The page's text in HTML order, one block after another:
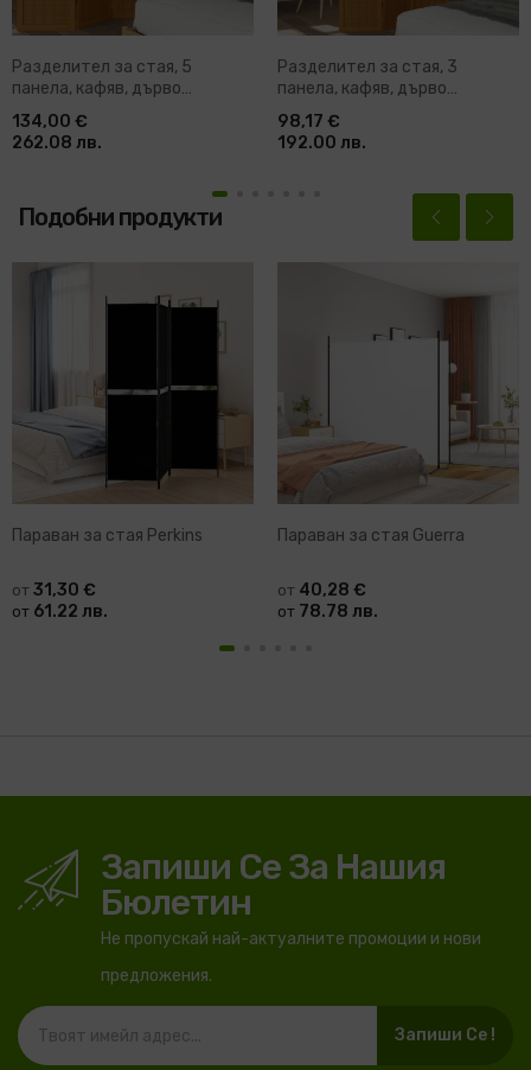
Разделител за стая, 5
панела, кафяв, дърво
пауловния масив
134,00 €
262.08 лв.
Разделител за стая, 3
панела, кафяв, дърво
пауловния масив
98,17 €
192.00 лв.
Подобни продукти
Параван за стая Perkins
от 31,30 €
от 61.22 лв.
Параван за стая Guerra
от 40,28 €
от 78.78 лв.
Запиши Се За Нашия
Бюлетин
Не пропускай най-актуалните промоции и нови
предложения.
Запиши Се !